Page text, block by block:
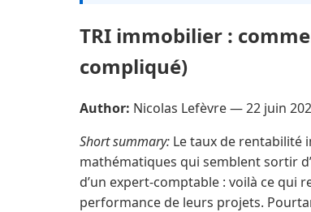
TRI immobilier :
compliqué)
Author: Nicolas Lefèvre —22 juin
Short summary: Le taux de rentabilité
mathématiques qui semblent sortir
d’un expert-comptable : voilà ce qui
performance de leurs projets.